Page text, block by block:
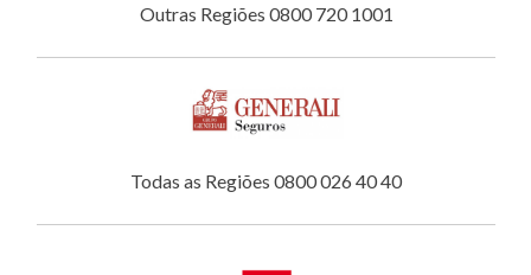
Outras Regiões 0800 720 1001
Todas as Regiões 0800 026 40 40